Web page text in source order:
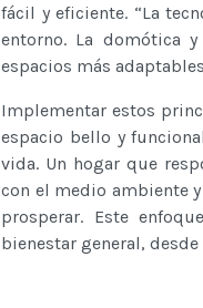
fácil y eficiente. “La
entorno. La domótica
espacios más
Implementar estos
espacio bello y
vida. Un hogar que
con el medio ambiente
prosperar. Este
bienestar general,